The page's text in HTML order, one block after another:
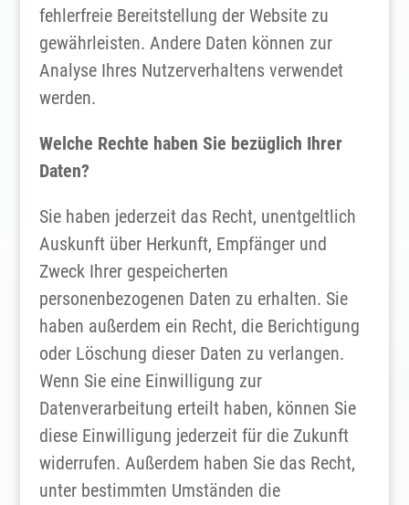
fehlerfreie Bereitstellung der Website zu
gewährleisten. Andere Daten können zur
Analyse Ihres Nutzerverhaltens verwendet
werden.
Welche Rechte haben Sie bezüglich Ihrer
Daten?
Sie haben jederzeit das Recht, unentgeltlich
Auskunft über Herkunft, Empfänger und
Zweck Ihrer gespeicherten
personenbezogenen Daten zu erhalten. Sie
haben außerdem ein Recht, die Berichtigung
oder Löschung dieser Daten zu verlangen.
Wenn Sie eine Einwilligung zur
Datenverarbeitung erteilt haben, können Sie
diese Einwilligung jederzeit für die Zukunft
widerrufen. Außerdem haben Sie das Recht,
unter bestimmten Umständen die